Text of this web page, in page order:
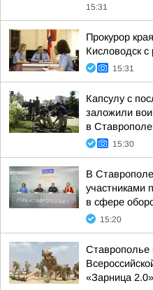
15:31
Прокурор
Кисловодск
15:31
Капсулу с
заложили
в Ставрополе
15:30
В
участниками
в сфере
15:20
Ставрополье
«Зарница 2.0»